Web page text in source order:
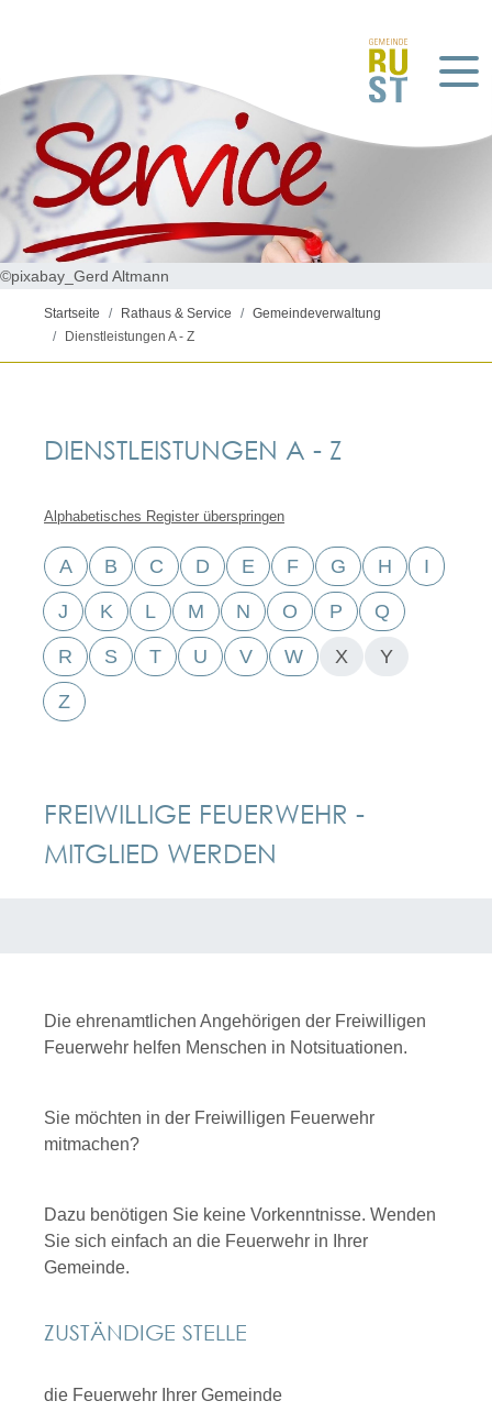
©pixabay_Gerd Altmann
Startseite Rathaus & Service
Gemeindeverwaltung
Dienstleistungen A - Z
DIENSTLEISTUNGEN A - Z
Alphabetisches Register überspringen
A B C D E F G H I
J K L M N O P Q
R S T U V W X Y
Z
FREIWILLIGE FEUERWEHR -
MITGLIED WERDEN
Die ehrenamtlichen Angehörigen der Freiwilligen
Feuerwehr helfen Menschen in Notsituationen.
Sie möchten in der Freiwilligen Feuerwehr
mitmachen?
Dazu benötigen Sie keine Vorkenntnisse. Wenden
Sie sich einfach an die Feuerwehr in Ihrer
Gemeinde.
ZUSTÄNDIGE STELLE
die Feuerwehr Ihrer Gemeinde